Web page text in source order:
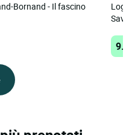
Bornand - Il fascino